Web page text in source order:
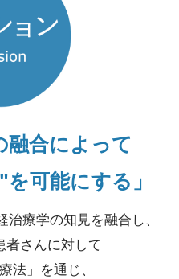
融合によって
可能にする」
療学の知見を融合し、
者さんに対して
法」を通じ、